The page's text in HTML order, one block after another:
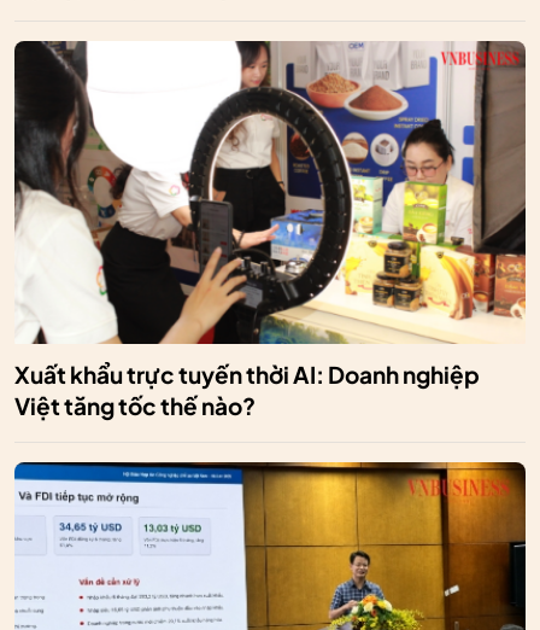
Xuất khẩu trực tuyến thời AI: Doanh nghiệp
Việt tăng tốc thế nào?